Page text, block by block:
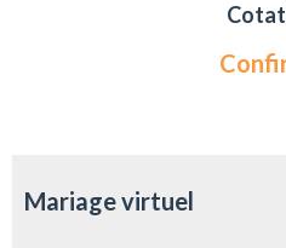
Mariage virtuel